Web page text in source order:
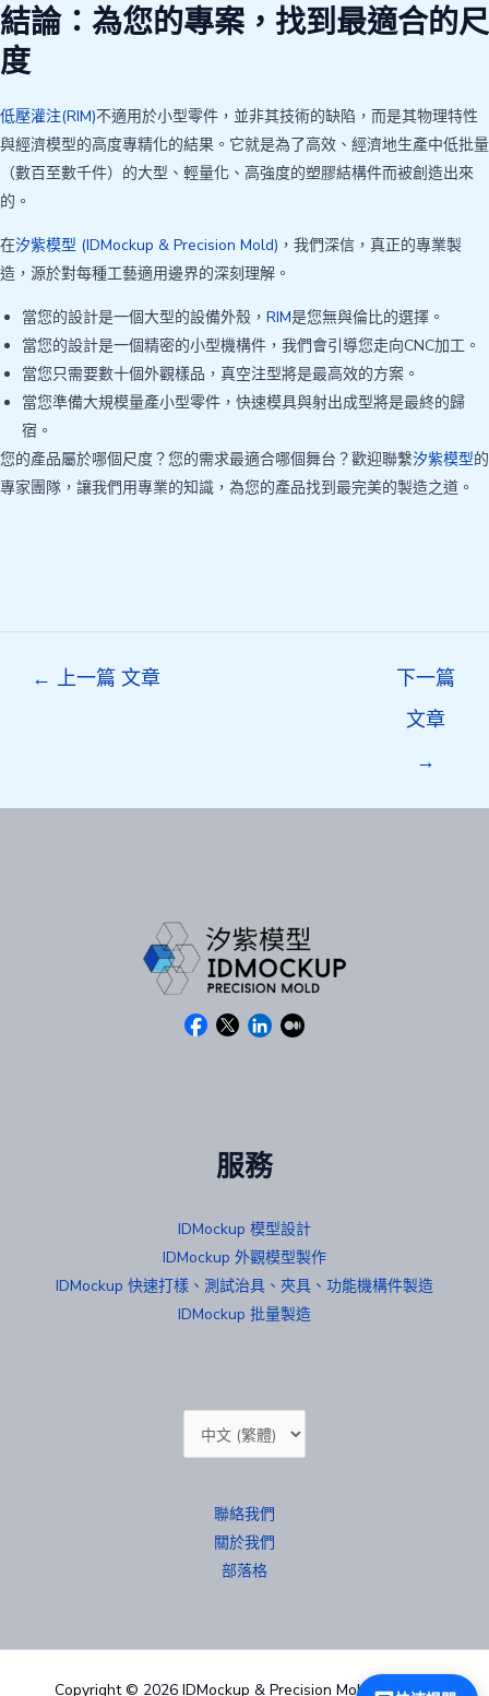
結論：為您的專案，找到最適合的尺
度
低壓灌注(RIM)不適用於小型零件，並非其技術的缺陷，而是其物理特性
與經濟模型的高度專精化的結果。它就是為了高效、經濟地生產中低批量
（數百至數千件）的大型、輕量化、高強度的塑膠結構件而被創造出來
的。
在汐紫模型 (IDMockup & Precision Mold) ，我們深信，真正的專業製
造，源於對每種工藝適用邊界的深刻理解。
當您的設計是一個大型的設備外殼， RIM是您無與倫比的選擇。
當您的設計是一個精密的小型機構件，我們會引導您走向CNC加工。
當您只需要數十個外觀樣品，真空注型將是最高效的方案。
當您準備大規模量產小型零件，快速模具與射出成型將是最終的歸
宿。
您的產品屬於哪個尺度？您的需求最適合哪個舞台？歡迎聯繫汐紫模型的
專家團隊，讓我們用專業的知識，為您的產品找到最完美的製造之道。
← 上一篇 文章
下一篇
文章
→
服務
IDMockup 模型設計
IDMockup 外觀模型製作
IDMockup 快速打樣、測試治具、夾具、功能機構件製造
IDMockup 批量製造
Choose
a
聯絡我們
關於我們
部落格
Copyright © 2026 IDMockup & Precision Mold 汐紫模型